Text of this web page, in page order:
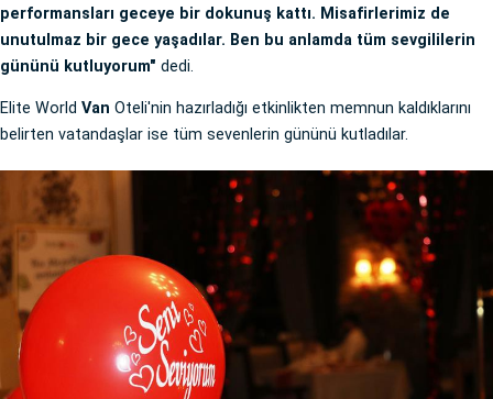
performansları geceye bir dokunuş kattı. Misafirlerimiz de
unutulmaz bir gece yaşadılar. Ben bu anlamda tüm sevgililerin
gününü kutluyorum" dedi.
Elite World Van Oteli'nin hazırladığı etkinlikten memnun kaldıklarını
belirten vatandaşlar ise tüm sevenlerin gününü kutladılar.